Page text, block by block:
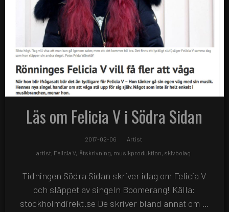
Läs om Felicia V i Södra Sidan
2017-02-06
Artist
artist, Felicia V, låtskrivning, musikproduktion, skivbolag
Tidningen Södra Sidan skriver idag om Felicia V
och släppet av singeln Boomerang! Källa:
stockholmdirekt.se De skriver bland annat om …